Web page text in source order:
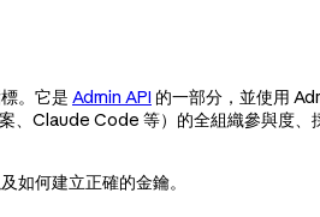
。它是 Admin API 的一部分，並使用
Claude Code 等）的全組織參與度
如何建立正確的金鑰。